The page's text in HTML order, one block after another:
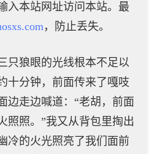
入本站网址访问本站。最
，防止丢失。
只狼眼的光线根本不足以
十分钟，前面传来了嘎吱
边走边喊道：“老胡，前面
照照。”我又从背包里掏出
冷的火光照亮了我们面前